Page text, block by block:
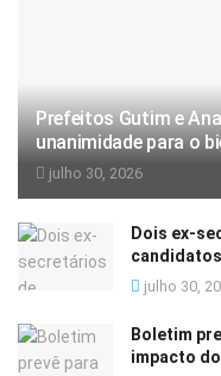
Prefeitos Gutim e
unanimidade para o
julho 30, 2026
Dois ex-
julho 30,
Boletim
impacto